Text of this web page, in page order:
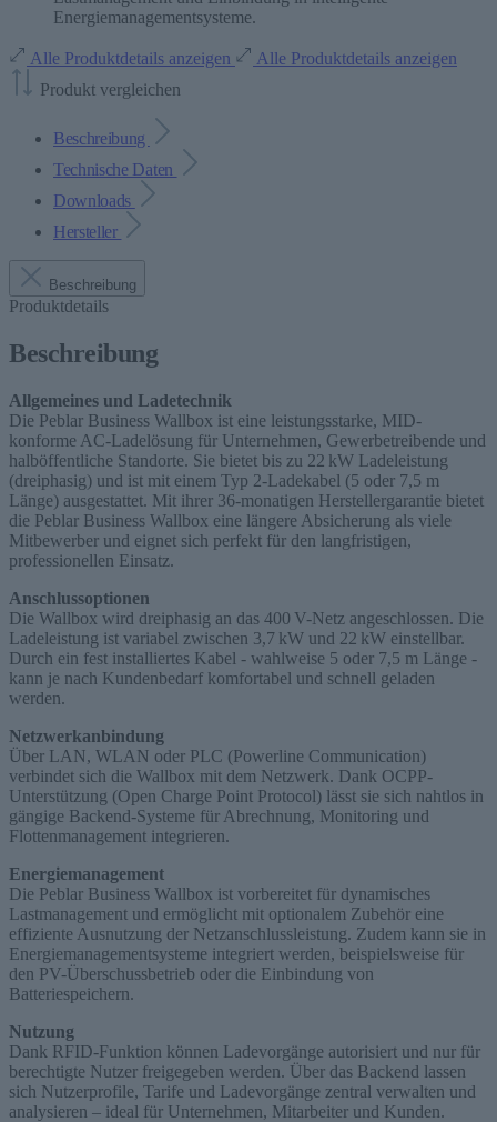
Energiemanagementsysteme.
Alle Produktdetails anzeigen
Alle Produktdetails anzeigen
Produkt vergleichen
Beschreibung
Technische Daten
Downloads
Hersteller
Beschreibung
Produktdetails
Beschreibung
Allgemeines und Ladetechnik
Die Peblar Business Wallbox ist eine leistungsstarke, MID-
konforme AC-Ladelösung für Unternehmen, Gewerbetreibende und
halböffentliche Standorte. Sie bietet bis zu 22 kW Ladeleistung
(dreiphasig) und ist mit einem Typ 2-Ladekabel (5 oder 7,5 m
Länge) ausgestattet. Mit ihrer 36-monatigen Herstellergarantie bietet
die Peblar Business Wallbox eine längere Absicherung als viele
Mitbewerber und eignet sich perfekt für den langfristigen,
professionellen Einsatz.
Anschlussoptionen
Die Wallbox wird dreiphasig an das 400 V-Netz angeschlossen. Die
Ladeleistung ist variabel zwischen 3,7 kW und 22 kW einstellbar.
Durch ein fest installiertes Kabel - wahlweise 5 oder 7,5 m Länge -
kann je nach Kundenbedarf komfortabel und schnell geladen
werden.
Netzwerkanbindung
Über LAN, WLAN oder PLC (Powerline Communication)
verbindet sich die Wallbox mit dem Netzwerk. Dank OCPP-
Unterstützung (Open Charge Point Protocol) lässt sie sich nahtlos in
gängige Backend-Systeme für Abrechnung, Monitoring und
Flottenmanagement integrieren.
Energiemanagement
Die Peblar Business Wallbox ist vorbereitet für dynamisches
Lastmanagement und ermöglicht mit optionalem Zubehör eine
effiziente Ausnutzung der Netzanschlussleistung. Zudem kann sie in
Energiemanagementsysteme integriert werden, beispielsweise für
den PV-Überschussbetrieb oder die Einbindung von
Batteriespeichern.
Nutzung
Dank RFID-Funktion können Ladevorgänge autorisiert und nur für
berechtigte Nutzer freigegeben werden. Über das Backend lassen
sich Nutzerprofile, Tarife und Ladevorgänge zentral verwalten und
analysieren – ideal für Unternehmen, Mitarbeiter und Kunden.